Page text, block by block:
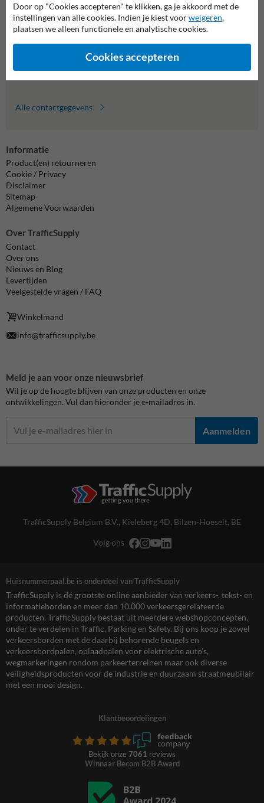
Wij zijn op werkdagen (van 8.00 tot 17.00) te bereiken op 011
495 473.
Vragen? Stuur een e-mail naarinfo@trafficsupply.beof vul het
formulier in en we reageren zo spoedig mogelijk.
info@trafficsupply.be
Alle contactgegevens
Informatie
Product(en) retourneren
Cookie / Privacy
Disclaimer
Sitemap
Algemene Voorwaarden
Over TrafficSupply
Contact
Over ons
Nieuws en Blog
Levertijden
Veelgestelde vragen / FAQ
Winkelmand
info@trafficsupply.be
Meld je aan voor onze nieuwsbrief
Wil je op de hoogte blijven van onze producten en onze
ontwikkelingen. Vul dan hieronder je e-mailadres in.
Aanmelden
TrafficSupply Belgium B.V., Kieleberg 4D, Bilzen-Hoeselt, BE
Volg ons
Huisnummerpaal.be is onderdeel van TrafficSupply
TrafficSupply is dé grootste online aanbieder van verkeers-, tekst- en
informatieborden en meer dan 10.000 verkeersgerelateerde
producten. TrafficSupply bestaat uit meerdere webshopconcepten,
onder te verdelen in Traffic, Parking en Safety. Bij ons koop je zowel
verkeersborden met de daarbij behorende beugels en
verkeersbordpalen, oplaadpalen voor elektrische auto’s,
wegmarkeringen rondom parkeerterreinen maar ook diverse
veiligheidsproducten voor de industrie en duurzaam straatmeubilair
met een mooi design.
Klantbeoordelingen
Bekijk onze 7061 reviews
Winnaar Becom B2B Award
Door op "Cookies accepteren" te klikken, ga je akkoord met de
instellingen van alle cookies. Indien je kiest voorweigeren,
plaatsen we alleen functionele en analytische cookies.
Cookies accepteren